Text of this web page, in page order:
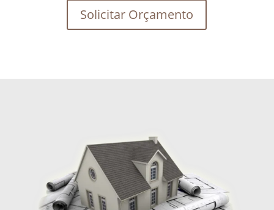
Solicitar Orçamento